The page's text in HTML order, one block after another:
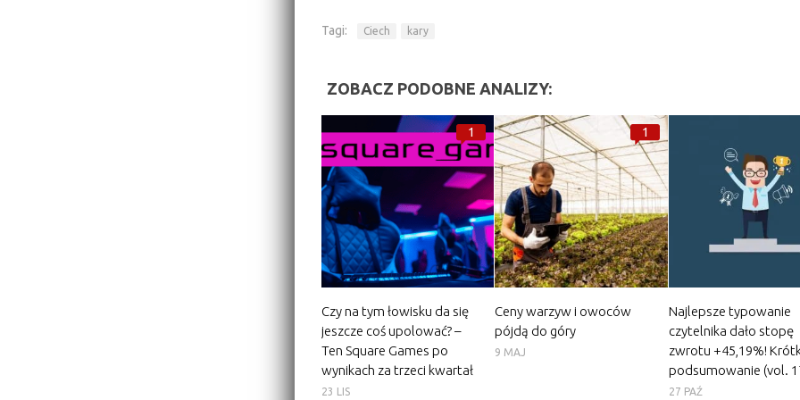
Tagi: Ciech kary
ZOBACZ PODOBNE ANALIZY:
1
Czy na tym łowisku da się
jeszcze coś upolować? –
Ten Square Games po
wynikach za trzeci kwartał
23 LIS
1
Ceny warzyw i owoców
pójdą do góry
9 MAJ
Najlepsze typowanie
czytelnika dało stopę
zwrotu +45,19%!
podsumowanie (vol.
27 PAŹ